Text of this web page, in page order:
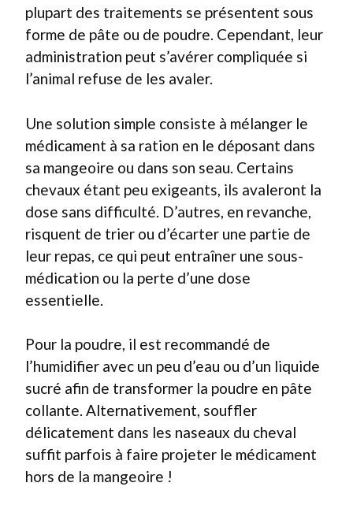
plupart des traitements se présentent sous
forme de pâte ou de poudre. Cependant, leur
administration peut s’avérer compliquée si
l’animal refuse de les avaler.
Une solution simple consiste à mélanger le
médicament à sa ration en le déposant dans
sa mangeoire ou dans son seau. Certains
chevaux étant peu exigeants, ils avaleront la
dose sans difficulté. D’autres, en revanche,
risquent de trier ou d’écarter une partie de
leur repas, ce qui peut entraîner une sous-
médication ou la perte d’une dose
essentielle.
Pour la poudre, il est recommandé de
l’humidifier avec un peu d’eau ou d’un liquide
sucré afin de transformer la poudre en pâte
collante. Alternativement, souffler
délicatement dans les naseaux du cheval
suffit parfois à faire projeter le médicament
hors de la mangeoire !